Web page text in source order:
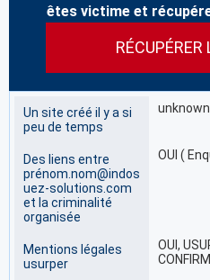
êtes victime et
RÉCUPÉRER
Un site créé il y a si
peu de temps
unknown
Des liens entre
prénom.nom@indos
uez-solutions.com
et la criminalité
organisée
OUI (
Mentions légales
usurper
OUI,